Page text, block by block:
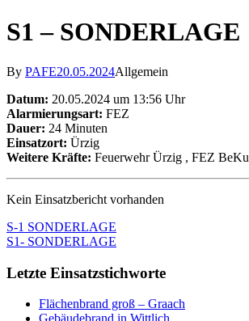
S1 – SONDERLAGE
By PAFE20.05.2024Allgemein
Datum: 20.05.2024 um 13:56 Uhr
Alarmierungsart: FEZ
Dauer: 24 Minuten
Einsatzort: Ürzig
Weitere Kräfte: Feuerwehr Ürzig , FEZ BeKu
Kein Einsatzbericht vorhanden
S-1 SONDERLAGE
S1- SONDERLAGE
Letzte Einsatzstichworte
Flächenbrand groß – Graach